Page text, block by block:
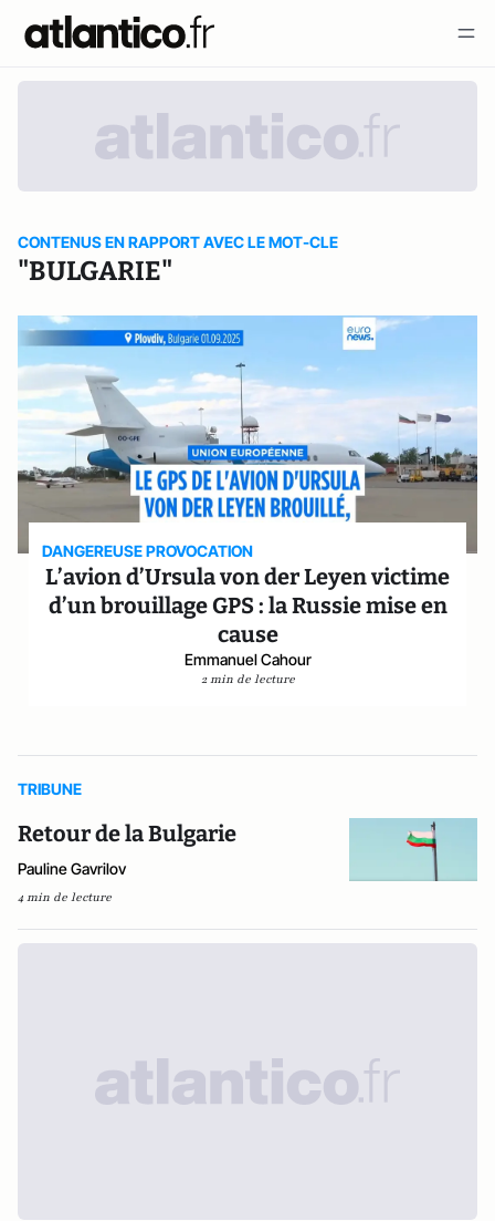
CONTENUS EN RAPPORT AVEC LE MOT-CLE
"BULGARIE"
DANGEREUSE PROVOCATION
L’avion d’Ursula von der Leyen victime
d’un brouillage GPS : la Russie mise en
cause
Emmanuel Cahour
2 min de lecture
TRIBUNE
Retour de la Bulgarie
Pauline Gavrilov
4 min de lecture